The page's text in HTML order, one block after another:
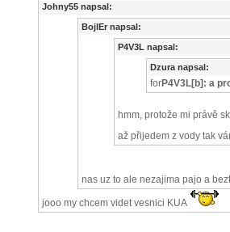
Johny55 napsal:
BojlEr napsal:
P4V3L napsal:
Dzura napsal:
forP4V3L[b]: a
hmm, protože mi právě
až přijedem z vody tak
nas uz to ale nezajima pajo a
jooo my chcem videt vesnici KUA